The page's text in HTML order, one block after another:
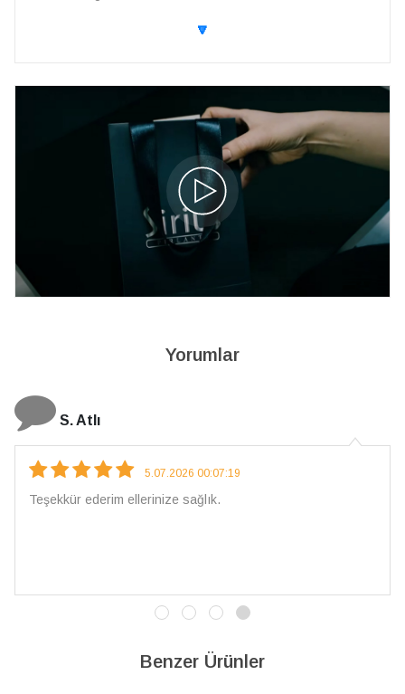
🔽
Yorumlar
Çarpıcı ve olağanüstü bir işçilikle
Benzer Ürünler